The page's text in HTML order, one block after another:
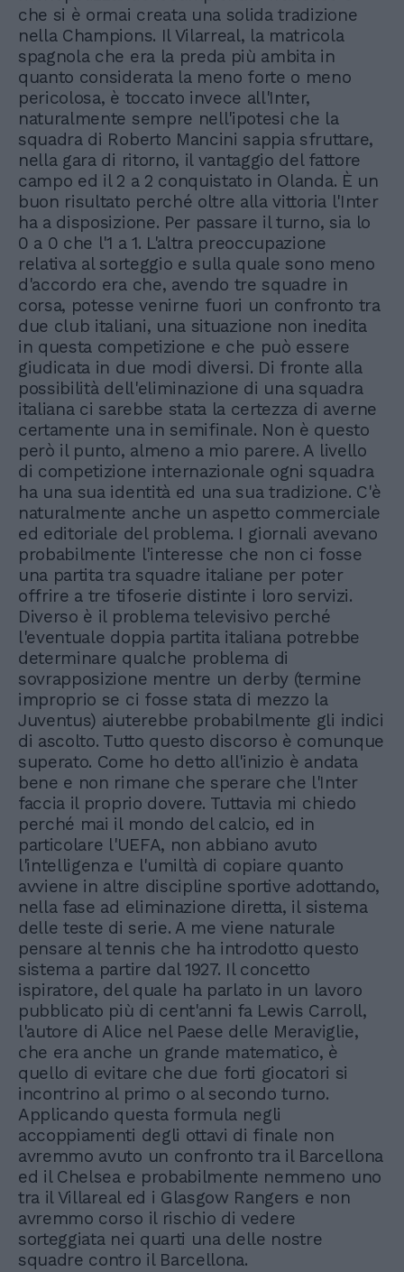
che si è ormai creata una solida tradizione
nella Champions. Il Vilarreal, la matricola
spagnola che era la preda più ambita in
quanto considerata la meno forte o meno
pericolosa, è toccato invece all'Inter,
naturalmente sempre nell'ipotesi che la
squadra di Roberto Mancini sappia sfruttare,
nella gara di ritorno, il vantaggio del fattore
campo ed il 2 a 2 conquistato in Olanda. È un
buon risultato perché oltre alla vittoria l'Inter
ha a disposizione. Per passare il turno, sia lo
0 a 0 che l'1 a 1. L'altra preoccupazione
relativa al sorteggio e sulla quale sono meno
d'accordo era che, avendo tre squadre in
corsa, potesse venirne fuori un confronto tra
due club italiani, una situazione non inedita
in questa competizione e che può essere
giudicata in due modi diversi. Di fronte alla
possibilità dell'eliminazione di una squadra
italiana ci sarebbe stata la certezza di averne
certamente una in semifinale. Non è questo
però il punto, almeno a mio parere. A livello
di competizione internazionale ogni squadra
ha una sua identità ed una sua tradizione. C'è
naturalmente anche un aspetto commerciale
ed editoriale del problema. I giornali avevano
probabilmente l'interesse che non ci fosse
una partita tra squadre italiane per poter
offrire a tre tifoserie distinte i loro servizi.
Diverso è il problema televisivo perché
l'eventuale doppia partita italiana potrebbe
determinare qualche problema di
sovrapposizione mentre un derby (termine
improprio se ci fosse stata di mezzo la
Juventus) aiuterebbe probabilmente gli indici
di ascolto. Tutto questo discorso è comunque
superato. Come ho detto all'inizio è andata
bene e non rimane che sperare che l'Inter
faccia il proprio dovere. Tuttavia mi chiedo
perché mai il mondo del calcio, ed in
particolare l'UEFA, non abbiano avuto
l'intelligenza e l'umiltà di copiare quanto
avviene in altre discipline sportive adottando,
nella fase ad eliminazione diretta, il sistema
delle teste di serie. A me viene naturale
pensare al tennis che ha introdotto questo
sistema a partire dal 1927. Il concetto
ispiratore, del quale ha parlato in un lavoro
pubblicato più di cent'anni fa Lewis Carroll,
l'autore di Alice nel Paese delle Meraviglie,
che era anche un grande matematico, è
quello di evitare che due forti giocatori si
incontrino al primo o al secondo turno.
Applicando questa formula negli
accoppiamenti degli ottavi di finale non
avremmo avuto un confronto tra il Barcellona
ed il Chelsea e probabilmente nemmeno uno
tra il Villareal ed i Glasgow Rangers e non
avremmo corso il rischio di vedere
sorteggiata nei quarti una delle nostre
squadre contro il Barcellona.